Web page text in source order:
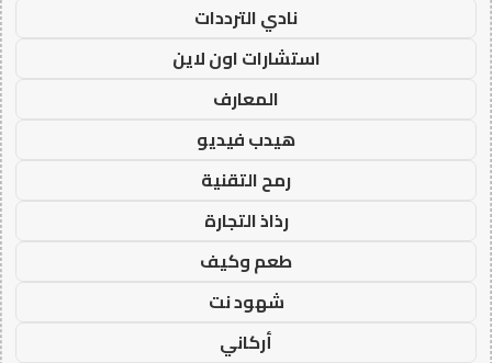
نادي الترددات
استشارات اون لاين
المعارف
هيدب فيديو
رمح التقنية
رذاذ التجارة
طعم وكيف
شهود نت
أركاني